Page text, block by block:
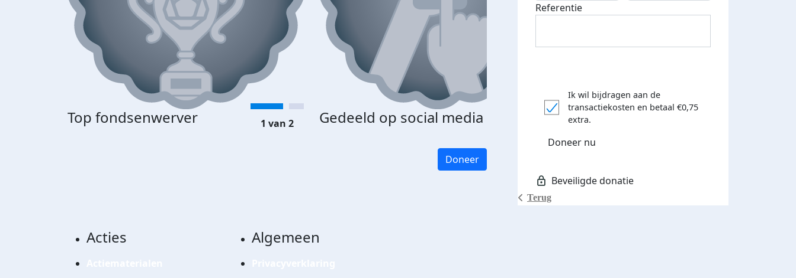
Top fondsenwerver Gedeeld op social media Donateurs bedankt
1 van 2
Doneer
Terug
Referentie
Ik wil bijdragen aan de
transactiekosten en betaal €0,75
extra.
Doneer nu
Acties Algemeen